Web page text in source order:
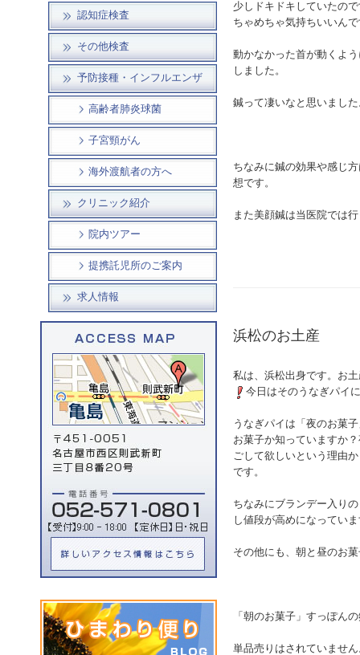
認知症検査
その他検査
予防接種・インフルエンザ
高齢者肺炎球菌
子宮頸がん
海外渡航者の方へ
クリニック紹介
院内ツアー
提携託児所のご案内
求人情報
少しドキドキしていたの
ちゃめちゃ気持ちいいん
動かなかった首が動くよ
しました。
鍼って凄いなと思いまし
ちなみに鍼の効果や感じ
想です。
また美顔鍼は当医院では
浜松のお土産
私は、浜松出身です。お
今日はそのうなぎパイ
うなぎパイは「夜のお菓
お菓子か知っていますか
ごして欲しいという理由
です。
ちなみにブランデー入り
し値段が高めになってい
その他にも、朝と昼のお
「朝のお菓子」すっぽん
単品売りはされていませ